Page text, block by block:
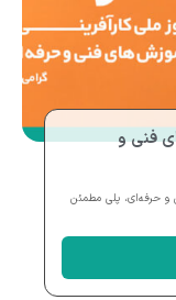
فنی و
و حرفه‌ای، پلی مطمئن